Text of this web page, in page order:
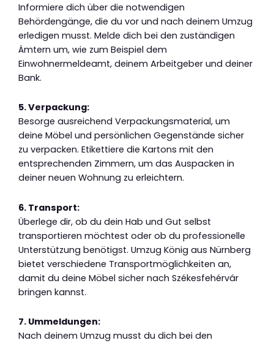
Informiere dich über die notwendigen
Behördengänge, die du vor und nach deinem Umzug
erledigen musst. Melde dich bei den zuständigen
Ämtern um, wie zum Beispiel dem
Einwohnermeldeamt, deinem Arbeitgeber und deiner
Bank.
5. Verpackung:
Besorge ausreichend Verpackungsmaterial, um
deine Möbel und persönlichen Gegenstände sicher
zu verpacken. Etikettiere die Kartons mit den
entsprechenden Zimmern, um das Auspacken in
deiner neuen Wohnung zu erleichtern.
6. Transport:
Überlege dir, ob du dein Hab und Gut selbst
transportieren möchtest oder ob du professionelle
Unterstützung benötigst. Umzug König aus Nürnberg
bietet verschiedene Transportmöglichkeiten an,
damit du deine Möbel sicher nach Székesfehérvár
bringen kannst.
7. Ummeldungen:
Nach deinem Umzug musst du dich bei den